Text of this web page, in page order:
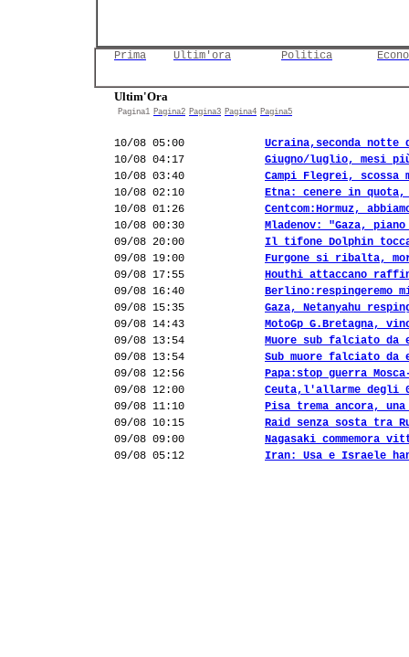
Prima Ultim'ora Politica
Ultim'Ora
Pagina1 Pagina2 Pagina3 Pagina4 Pagina5
10/08 05:00
Ucraina,seconda
10/08 04:17
Giugno/luglio, mesi
10/08 03:40
Campi Flegrei, scossa
10/08 02:10
Etna: cenere in
10/08 01:26
Centcom:Hormuz,
10/08 00:30
Mladenov: "Gaza,
09/08 20:00
Il tifone Dolphin
09/08 19:00
Furgone si ribalta,
09/08 17:55
Houthi attaccano
09/08 16:40
09/08 15:35
Gaza, Netanyahu
09/08 14:43
MotoGp G.Bretagna,
09/08 13:54
Muore sub falciato da
09/08 13:54
Sub muore falciato da
09/08 12:56
Papa:stop guerra
09/08 12:00
Ceuta,l'allarme degli
09/08 11:10
Pisa trema ancora,
09/08 10:15
Raid senza sosta tra
09/08 09:00
Nagasaki commemora
09/08 05:12
Iran: Usa e Israele